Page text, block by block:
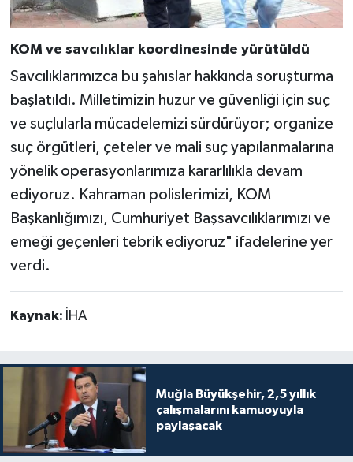
KOM ve savcılıklar koordinesinde yürütüldü
Savcılıklarımızca bu şahıslar hakkında soruşturma
başlatıldı. Milletimizin huzur ve güvenliği için suç
ve suçlularla mücadelemizi sürdürüyor; organize
suç örgütleri, çeteler ve mali suç yapılanmalarına
yönelik operasyonlarımıza kararlılıkla devam
ediyoruz. Kahraman polislerimizi, KOM
Başkanlığımızı, Cumhuriyet Başsavcılıklarımızı ve
emeği geçenleri tebrik ediyoruz" ifadelerine yer
verdi.
Kaynak: İHA
Muğla Büyükşehir, 2,5 yıllık
çalışmalarını kamuoyuyla
paylaşacak